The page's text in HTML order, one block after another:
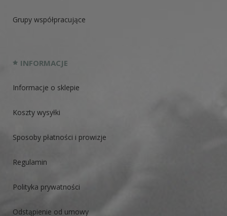
Grupy współpracujące
INFORMACJE
Informacje o sklepie
Koszty wysyłki
Sposoby płatności i prowizje
Regulamin
Polityka prywatności
Odstąpienie od umowy